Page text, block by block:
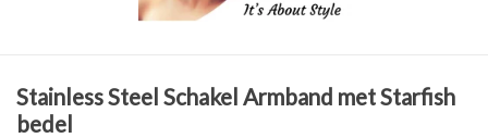
Plus Size Sieraden
Stainless Steel Schakel Armband met Starfish
bedel